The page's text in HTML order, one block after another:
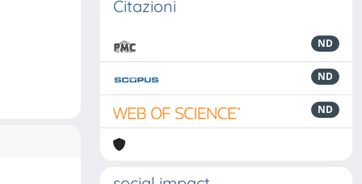
Citazioni
ND
ND
ND